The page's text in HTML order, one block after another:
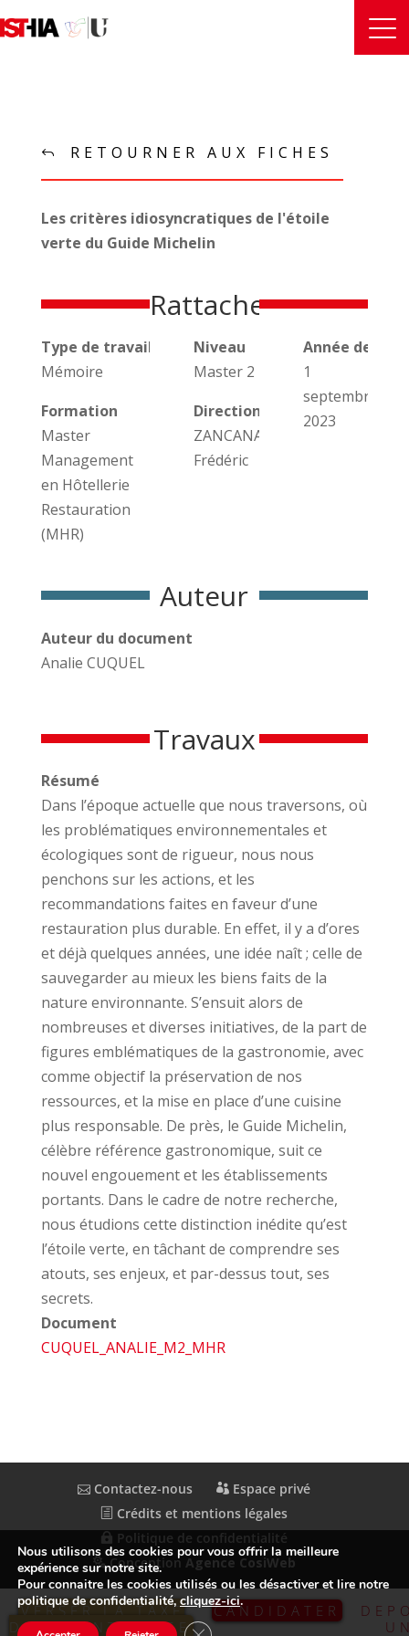
VERSER LA TAXE
D’APPRENTISSAGE
CANDIDATER
RETOURNER AUX FICHES
Les critères idiosyncratiques de l'étoile
verte du Guide Michelin
Rattachements
Type de travail universitaire
Mémoire
Formation
Master
Management
en Hôtellerie
Restauration
(MHR)
Niveau
Master 2
Direction des travaux
ZANCANARO
Frédéric
Année de
1
septembre
2023
Auteur
Auteur du document
Analie CUQUEL
Travaux
Résumé
Dans l’époque actuelle que nous traversons, où
les problématiques environnementales et
écologiques sont de rigueur, nous nous
penchons sur les actions, et les
recommandations faites en faveur d’une
restauration plus durable. En effet, il y a d’ores
et déjà quelques années, une idée naît ; celle de
sauvegarder au mieux les biens faits de la
nature environnante. S’ensuit alors de
nombreuses et diverses initiatives, de la part de
figures emblématiques de la gastronomie, avec
comme objectif la préservation de nos
ressources, et la mise en place d’une cuisine
plus responsable. De près, le Guide Michelin,
célèbre référence gastronomique, suit ce
nouvel engouement et les établissements
portants. Dans le cadre de notre recherche,
nous étudions cette distinction inédite qu’est
l’étoile verte, en tâchant de comprendre ses
atouts, ses enjeux, et par-dessus tout, ses
secrets.
Document
CUQUEL_ANALIE_M2_MHR
Contactez-nous
Espace privé
Crédits et mentions légales
Politique de confidentialité
Conception Agence CosiWeb
Nous utilisons des cookies pour vous offrir la meilleure
expérience sur notre site.
Pour connaitre les cookies utilisés ou les désactiver et lire notre
politique de confidentialité,cliquez-ici.
Fermer la bannière des cookies